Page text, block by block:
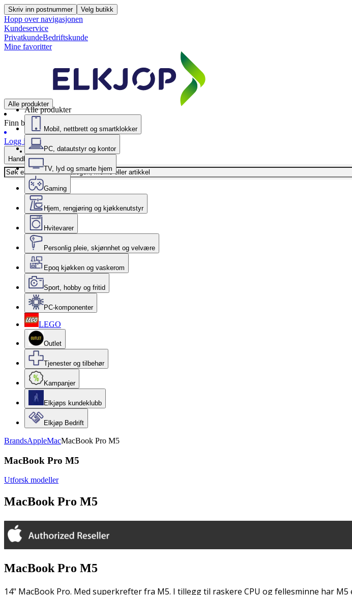
Skriv inn postnummer Velg butikk
Hopp over navigasjonen
Kundeservice
PrivatkundeBedriftskunde
Mine favoritter
Alle produkter
Finn butikk
Logg inn
Handlekurv
Alle produkter
Mobil, nettbrett og smartklokker
PC, datautstyr og kontor
TV, lyd og smarte hjem
Gaming
Hjem, rengjøring og kjøkkenutstyr
Hvitevarer
Personlig pleie, skjønnhet og velvære
Epoq kjøkken og vaskerom
Sport, hobby og fritid
PC-komponenter
LEGO
Outlet
Tjenester og tilbehør
Kampanjer
Elkjøps kundeklubb
Elkjøp Bedrift
BrandsAppleMacMacBook Pro M5
MacBook Pro M5
Utforsk modeller
MacBook Pro M5
MacBook Pro M5
14" MacBook Pro. Med superkrefter fra M5. I tillegg til raskere CPU og fellesminne har